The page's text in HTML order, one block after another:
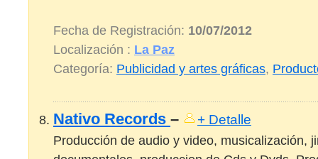
Fecha de Registración: 10/07/2012
Localización : La Paz
Categoría: Publicidad y artes gráficas,
Nativo Records –
+ Detalle
Producción de audio y video, musicalización,